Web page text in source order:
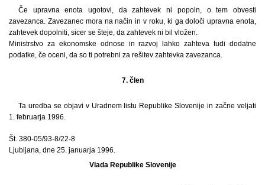
Če upravna enota ugotovi, da zahtevek ni popoln, o tem obvesti
zavezanca. Zavezanec mora na način in v roku, ki ga določi upravna enota,
zahtevek dopolniti, sicer se šteje, da zahtevek ni bil vložen.
Ministrstvo za ekonomske odnose in razvoj lahko zahteva tudi dodatne
podatke, če oceni, da so ti potrebni za rešitev zahtevka zavezanca.
7. člen
Ta uredba se objavi v Uradnem listu Republike Slovenije in začne veljati
1. februarja 1996.
Št. 380-05/93-8/22-8
Ljubljana, dne 25. januarja 1996.
Vlada Republike Slovenije